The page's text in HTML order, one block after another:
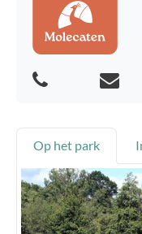
Op het park